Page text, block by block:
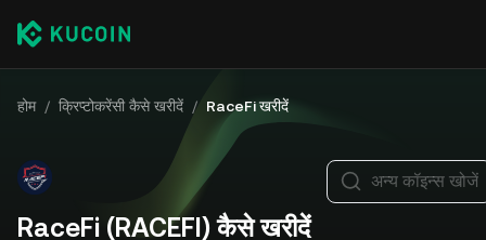
होम / क्रिप्टोकरेंसी कैसे खरीदें / RaceFi खरीदें
RaceFi (RACEFI) कैसे खरीदें
अन्य कॉइन्स खोजें